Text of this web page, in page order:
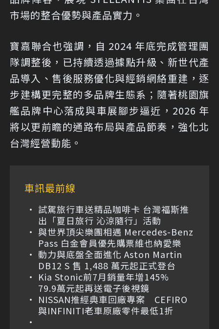
市場的整合優勢與產品實力。
寶嘉聯合也強調，自 2024 年底完成管理團
隊調整後，已持續透過據點升級、新世代產
品導入、售後服務優化與經銷網絡重建，逐
步建構更完整的多品牌生態系；隨著桃園旗
艦品牌中心落成與車展腳步逼近，2026 年
將以更前瞻的通路布局與產品節奏，強化北
台灣經營動能。
車訊最前線
試駕旅行車送精品咖啡卡 台灣福斯推
出「夏日旅行 沁涼隨行」活動
與世界頂尖樂團相遇 Mercedes-Benz
Pass 白金會員優先購票維也納愛樂
動力與底盤全面進化 Aston Martin
DB12 S 售 1,488 萬元起正式登台
Kia Stonic前7月銷量年增145%
79.9萬元起再送電子後視鏡
NISSAN推經典車回廠專案 CEFIRO
與INFINITI老車原廠零件最低1折